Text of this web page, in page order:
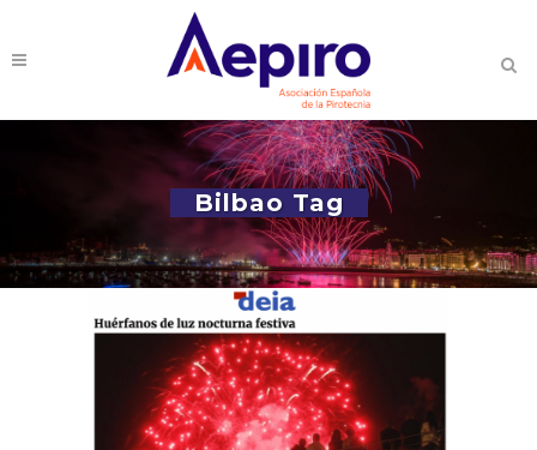
Bilbao Tag